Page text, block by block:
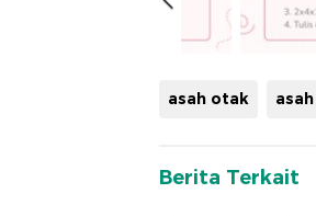
asah otak
Berita Terkait